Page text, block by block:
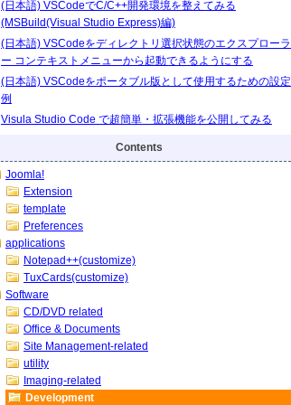
(日本語) VSCodeでC/C++開発環境を整えてみる
(MSBuild(Visual Studio Express)編)
(日本語) VSCodeをディレクトリ選択状態のエクスプローラ
ー コンテキストメニューから起動できるようにする
(日本語) VSCodeをポータブル版として使用するための設定
例
Visula Studio Code で超簡単・拡張機能を公開してみる
Contents
Joomla!
Extension
template
Preferences
applications
Notepad++(customize)
TuxCards(customize)
Software
CD/DVD related
Office & Documents
Site Management-related
utility
Imaging-related
Development